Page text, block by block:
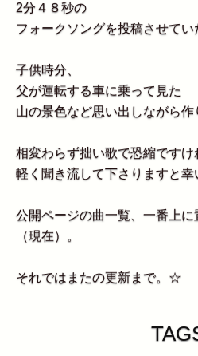
2分４８秒の
フォークソングを投稿させてい
子供時分、
父が運転する車に乗って見た
山の景色など思い出しながら作
相変わらず拙い歌で恐縮ですけ
軽く聞き流して下さりますと
公開ページの曲一覧、一番上
（現在）。
それではまたの更新まで。☆